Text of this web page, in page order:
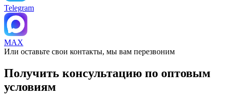
Telegram
MAX
Или оставьте свои контакты, мы вам перезвоним
Получить консультацию по оптовым
условиям